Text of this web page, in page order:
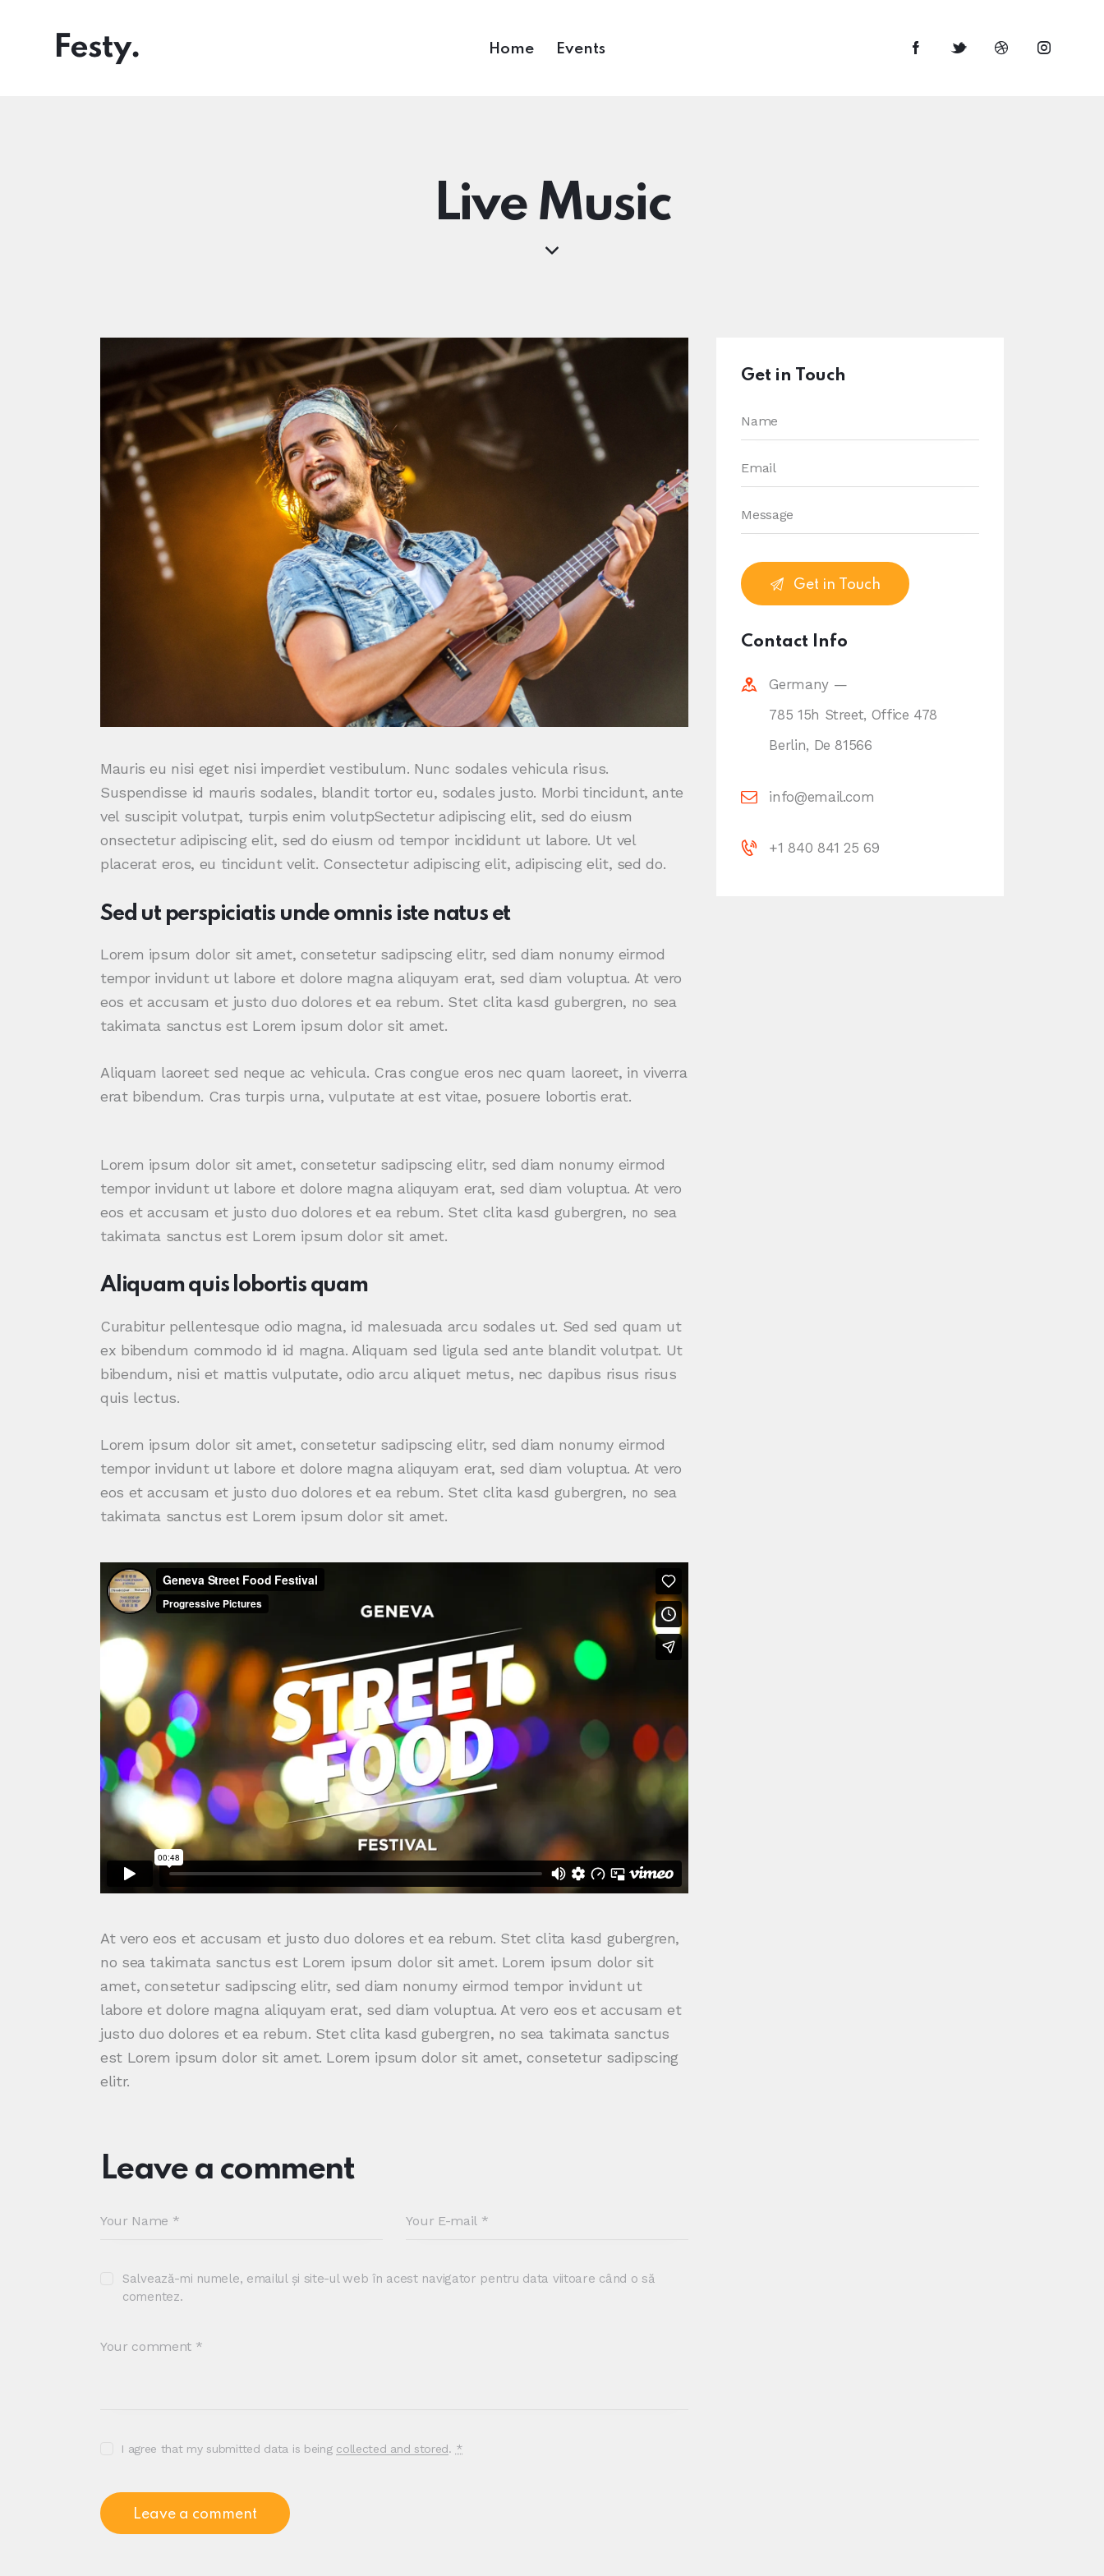
Home Events
Live Music
Mauris eu nisi eget nisi imperdiet vestibulum. Nunc sodales vehicula risus.
Suspendisse id mauris sodales, blandit tortor eu, sodales justo. Morbi tincidunt, ante
vel suscipit volutpat, turpis enim volutpSectetur adipiscing elit, sed do eiusm
onsectetur adipiscing elit, sed do eiusm od tempor incididunt ut labore. Ut vel
placerat eros, eu tincidunt velit. Consectetur adipiscing elit, adipiscing elit, sed do.
Sed ut perspiciatis unde omnis iste natus et
Lorem ipsum dolor sit amet, consetetur sadipscing elitr, sed diam nonumy eirmod
tempor invidunt ut labore et dolore magna aliquyam erat, sed diam voluptua. At vero
eos et accusam et justo duo dolores et ea rebum. Stet clita kasd gubergren, no sea
takimata sanctus est Lorem ipsum dolor sit amet.
Aliquam laoreet sed neque ac vehicula. Cras congue eros nec quam laoreet, in viverra
erat bibendum. Cras turpis urna, vulputate at est vitae, posuere lobortis erat.
Lorem ipsum dolor sit amet, consetetur sadipscing elitr, sed diam nonumy eirmod
tempor invidunt ut labore et dolore magna aliquyam erat, sed diam voluptua. At vero
eos et accusam et justo duo dolores et ea rebum. Stet clita kasd gubergren, no sea
takimata sanctus est Lorem ipsum dolor sit amet.
Aliquam quis lobortis quam
Curabitur pellentesque odio magna, id malesuada arcu sodales ut. Sed sed quam ut
ex bibendum commodo id id magna. Aliquam sed ligula sed ante blandit volutpat. Ut
bibendum, nisi et mattis vulputate, odio arcu aliquet metus, nec dapibus risus risus
quis lectus.
Lorem ipsum dolor sit amet, consetetur sadipscing elitr, sed diam nonumy eirmod
tempor invidunt ut labore et dolore magna aliquyam erat, sed diam voluptua. At vero
eos et accusam et justo duo dolores et ea rebum. Stet clita kasd gubergren, no sea
takimata sanctus est Lorem ipsum dolor sit amet.
At vero eos et accusam et justo duo dolores et ea rebum. Stet clita kasd gubergren,
no sea takimata sanctus est Lorem ipsum dolor sit amet. Lorem ipsum dolor sit
amet, consetetur sadipscing elitr, sed diam nonumy eirmod tempor invidunt ut
labore et dolore magna aliquyam erat, sed diam voluptua. At vero eos et accusam et
justo duo dolores et ea rebum. Stet clita kasd gubergren, no sea takimata sanctus
est Lorem ipsum dolor sit amet. Lorem ipsum dolor sit amet, consetetur sadipscing
elitr.
Leave a comment
Salvează-mi numele, emailul și site-ul web în acest navigator pentru data viitoare când o să
comentez.
I agree that my submitted data is being collected and stored. *
Get in Touch
Contact Info
Germany —
785 15h Street, Office 478
Berlin, De 81566
info@email.com
+1 840 841 25 69